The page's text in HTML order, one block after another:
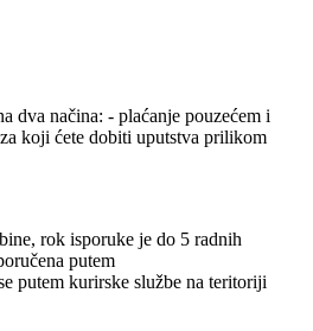
dva načina: - plaćanje pouzećem i
koji ćete dobiti uputstva prilikom
rok isporuke je do 5 radnih
putem
putem kurirske službe na teritoriji